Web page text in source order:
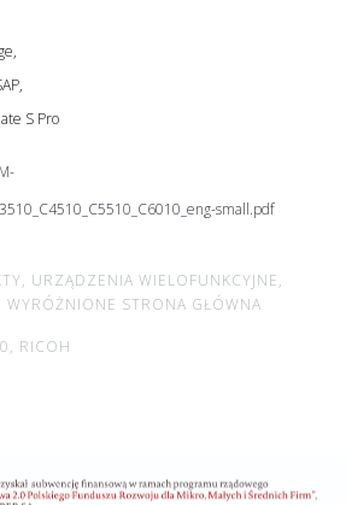
S Pro
small.pdf
URZĄDZENIA WIELOFUNKCYJNE,
WYRÓŻNIONE STRONA GŁÓWNA
RICOH